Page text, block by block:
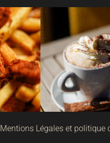
Mentions Légaleset politique